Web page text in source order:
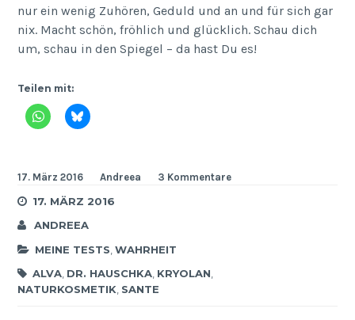
nur ein wenig Zuhören, Geduld und an und für sich gar
nix. Macht schön, fröhlich und glücklich. Schau dich
um, schau in den Spiegel – da hast Du es!
Teilen mit:
17. März 2016 Andreea 3 Kommentare
17. MÄRZ 2016
ANDREEA
MEINE TESTS ,WAHRHEIT
ALVA DR. HAUSCHKA KRYOLAN
NATURKOSMETIK, SANTE